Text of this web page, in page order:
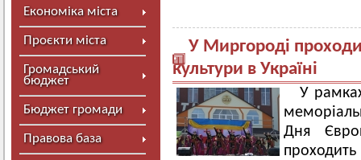
Економіка міста
Проєкти міста
Громадський
бюджет
Бюджет громади
Правова база
У Миргороді
культури в Україні
У
Дня
проходить